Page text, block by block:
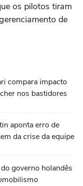
os pilotos tiram
de
compara impacto
nos bastidores
aponta erro de
da crise da equipe
governo holandês